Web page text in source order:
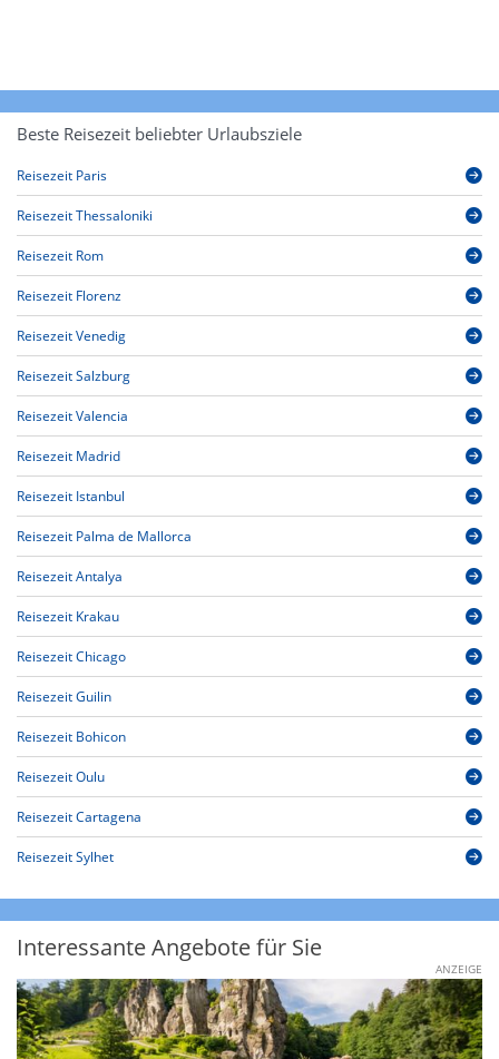
Beste Reisezeit beliebter Urlaubsziele
Reisezeit Paris
Reisezeit Thessaloniki
Reisezeit Rom
Reisezeit Florenz
Reisezeit Venedig
Reisezeit Salzburg
Reisezeit Valencia
Reisezeit Madrid
Reisezeit Istanbul
Reisezeit Palma de Mallorca
Reisezeit Antalya
Reisezeit Krakau
Reisezeit Chicago
Reisezeit Guilin
Reisezeit Bohicon
Reisezeit Oulu
Reisezeit Cartagena
Reisezeit Sylhet
Interessante Angebote für Sie
ANZEIGE